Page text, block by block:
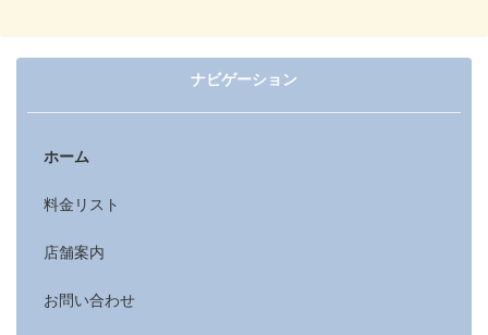
ナビゲーション
ホーム
料金リスト
店舗案内
お問い合わせ